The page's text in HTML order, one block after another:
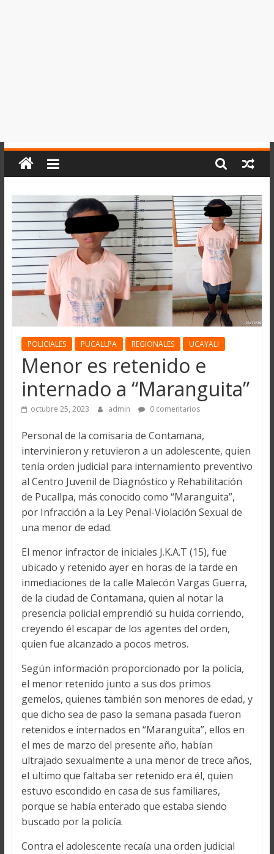
POLICIALES PUCALLPA REGIONALES UCAYALI
Menor es retenido e
internado a “Maranguita”
octubre 25, 2023 admin 0 comentarios
Personal de la comisaria de Contamana,
intervinieron y retuvieron a un adolescente, quien
tenía orden judicial para internamiento preventivo
al Centro Juvenil de Diagnóstico y Rehabilitación
de Pucallpa, más conocido como “Maranguita”,
por Infracción a la Ley Penal-Violación Sexual de
una menor de edad.
El menor infractor de iniciales J.K.A.T (15), fue
ubicado y retenido ayer en horas de la tarde en
inmediaciones de la calle Malecón Vargas Guerra,
de la ciudad de Contamana, quien al notar la
presencia policial emprendió su huida corriendo,
creyendo él escapar de los agentes del orden,
quien fue alcanzado a pocos metros.
Según información proporcionado por la policía,
el menor retenido junto a sus dos primos
gemelos, quienes también son menores de edad, y
que dicho sea de paso la semana pasada fueron
retenidos e internados en “Maranguita”, ellos en
el mes de marzo del presente año, habían
ultrajado sexualmente a una menor de trece años,
el ultimo que faltaba ser retenido era él, quien
estuvo escondido en casa de sus familiares,
porque se había enterado que estaba siendo
buscado por la policía.
Contra el adolescente recaía una orden judicial